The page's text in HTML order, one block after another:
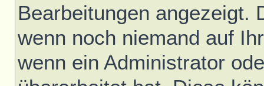
Bearbeitungen angezeigt.
wenn noch niemand auf
wenn ein Administrator